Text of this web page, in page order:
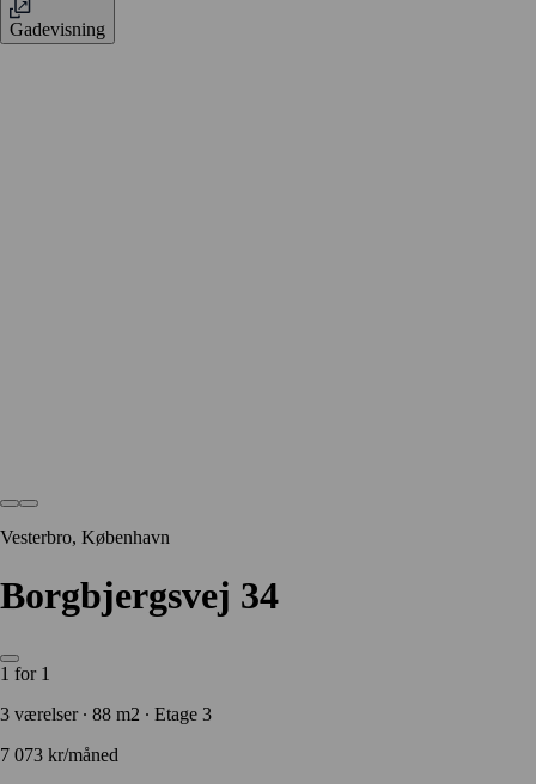
Gadevisning
Vesterbro, København
Borgbjergsvej 34
1 for 1
3 værelser ∙ 88 m2 ∙ Etage 3
7 073 kr/måned